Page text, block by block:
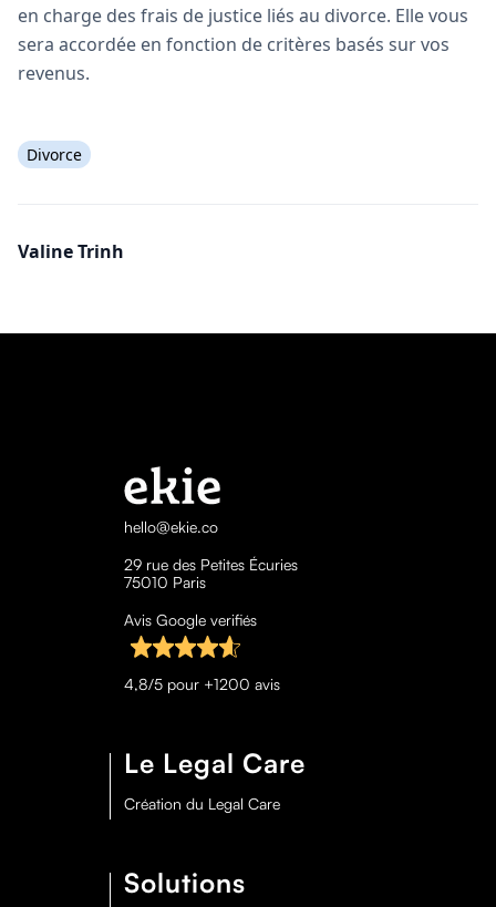
en charge des frais de justice liés au divorce. Elle vous
sera accordée en fonction de critères basés sur vos
revenus.
Divorce
Valine Trinh
hello@ekie.co
29 rue des Petites Écuries
75010 Paris
Avis Google verifiés
4,8/5 pour +1200 avis
Le Legal Care
Création du Legal Care
Solutions